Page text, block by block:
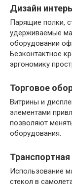
Дизайн
Парящие полки,
удерживаемые
оборудовании
Безконтактное
эргономику
Торговое
Витрины и
элементами
позволяют
оборудования.
Использование
стекол в